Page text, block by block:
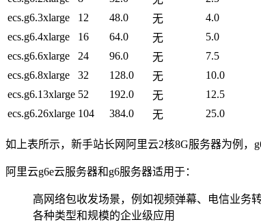
ecs.g6.3xlarge
12 48.0 无 4.0
ecs.g6.4xlarge
16 64.0 无 5.0
ecs.g6.6xlarge
24 96.0 无 7.5
ecs.g6.8xlarge
32 128.0 无 10.0
ecs.g6.13xlarge 52 192.0 无 12.5
ecs.g6.26xlarge 104 384.0 无 25.0
如上表所示，新手站长网阿里云2核8G服务器为例，
阿里云g6e云服务器和g6服务器适用于：
高网络包收发场景，例如视频弹幕、电信业务
各种类型和规模的企业级应用